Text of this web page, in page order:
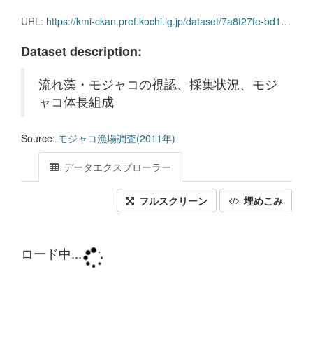
URL: https://kmi-ckan.pref.kochi.lg.jp/dataset/7a8f27fe-bd18-45dd-98a8-e7811d2be8d5/resource/5197f1d5-c799-4375-9ba7-e6a60b3701ff/download/mojakogyojouchousa2011-5.xlsx
Dataset description:
流れ藻・モジャコの視認、採集状況、モジ
ャコ体長組成
Source: モジャコ漁場調査(2011年)
データエクスプローラー
フルスクリーン 埋めこみ